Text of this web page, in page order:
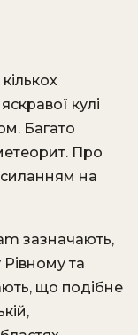
кулі
Багато
Про
на
зазначають,
та
що подібне